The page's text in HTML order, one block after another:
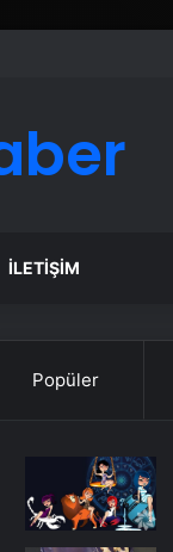
İLETIŞIM
Popüler